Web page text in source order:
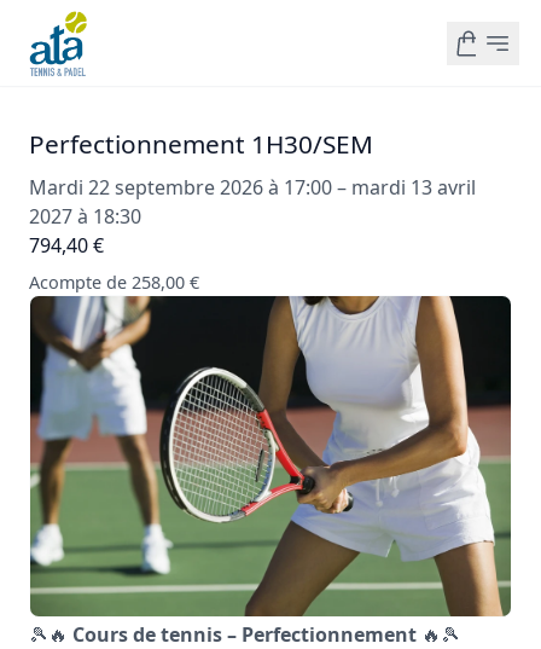
Perfectionnement 1H30/SEM
Mardi 22 septembre 2026 à 17:00 – mardi 13 avril
2027 à 18:30
794,40 €
Acompte de 258,00 €
🎾🔥 Cours de tennis – Perfectionnement 🔥🎾